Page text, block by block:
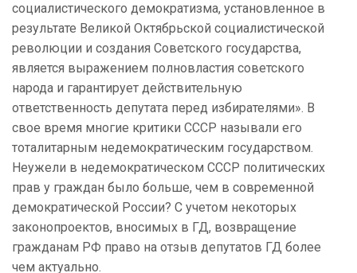
социалистического демократизма, установленное в
результате Великой Октябрьской социалистической
революции и создания Советского государства,
является выражением полновластия советского
народа и гарантирует действительную
ответственность депутата перед избирателями». В
свое время многие критики СССР называли его
тоталитарным недемократическим государством.
Неужели в недемократическом СССР политических
прав у граждан было больше, чем в современной
демократической России? С учетом некоторых
законопроектов, вносимых в ГД, возвращение
гражданам РФ право на отзыв депутатов ГД более
чем актуально.